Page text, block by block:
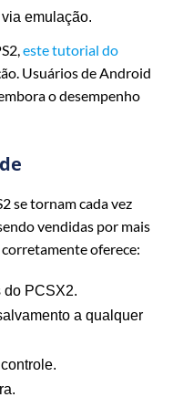
emulação.
este tutorial do
Usuários de Android
o desempenho
se tornam cada vez
vendidas por mais
oferece:
do PCSX2.
a qualquer